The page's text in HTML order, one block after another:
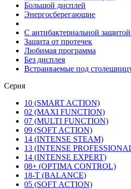
Большой дисплей
Энергосберегающие
С антибактериальной
Защита от протечек
Любимая программа
Без дисплея
Встраиваемые под
Серия
10 (SMART ACTION)
02 (MAXI FUNCTION)
07 (MULTI FUNCTION)
09 (SOFT ACTION)
14 (INTENSE STEAM)
13 (INTENSE
14 (INTENSE EXPERT)
08+ (OPTIMA CONTROL)
18-T (BALANCE)
05 (SOFT ACTION)